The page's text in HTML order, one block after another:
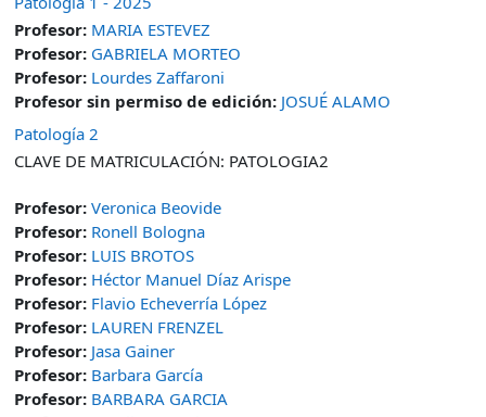
Profesor: MARIA ESTEVEZ
Profesor: GABRIELA MORTEO
Profesor: Lourdes Zaffaroni
Profesor sin permiso de edición: JOSUÉ ALAMO
Patología 2
CLAVE DE MATRICULACIÓN: PATOLOGIA2
Profesor: Veronica Beovide
Profesor: Ronell Bologna
Profesor: LUIS BROTOS
Profesor: Héctor Manuel Díaz Arispe
Profesor: Flavio Echeverría López
Profesor: LAUREN FRENZEL
Profesor: Jasa Gainer
Profesor: Barbara García
Profesor: BARBARA GARCIA